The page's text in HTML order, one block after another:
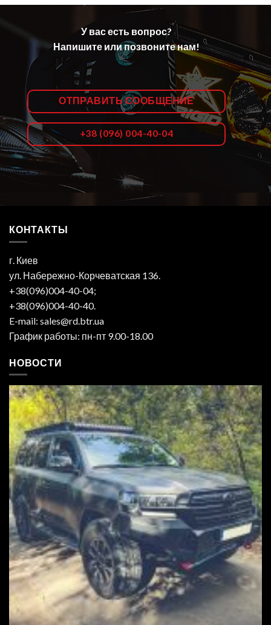
У вас есть вопрос?
Напишите или позвоните нам!
ОТПРАВИТЬ СООБЩЕНИЕ
+38 (096) 004-40-04
КОНТАКТЫ
г. Киев
ул. Набережно-Корчеватская 136.
+38(096)004-40-04;
+38(096)004-40-40.
E-mail: sales@rd.btr.ua
График работы: пн-пт 9.00-18.00
НОВОСТИ